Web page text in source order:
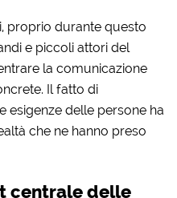
proprio durante questo
e piccoli attori del
la comunicazione
Il fatto di
esigenze delle persone ha
che ne hanno preso
centrale delle